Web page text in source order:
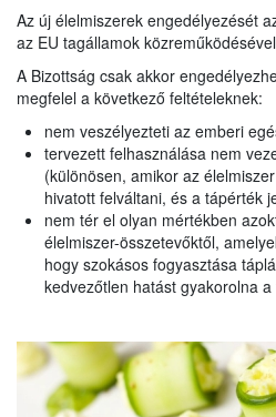
Az új élelmiszerek engedélyezését
az EU tagállamok
A Bizottság csak akkor
megfelel a következő feltételeknek:
nem veszélyezteti az emberi
tervezett felhasználása nem
(különösen, amikor az
hivatott felváltani, és a tápérték
nem tér el olyan mértékben
élelmiszer-összetevőktől,
hogy szokásos fogyasztása
kedvezőtlen hatást gyakorolna